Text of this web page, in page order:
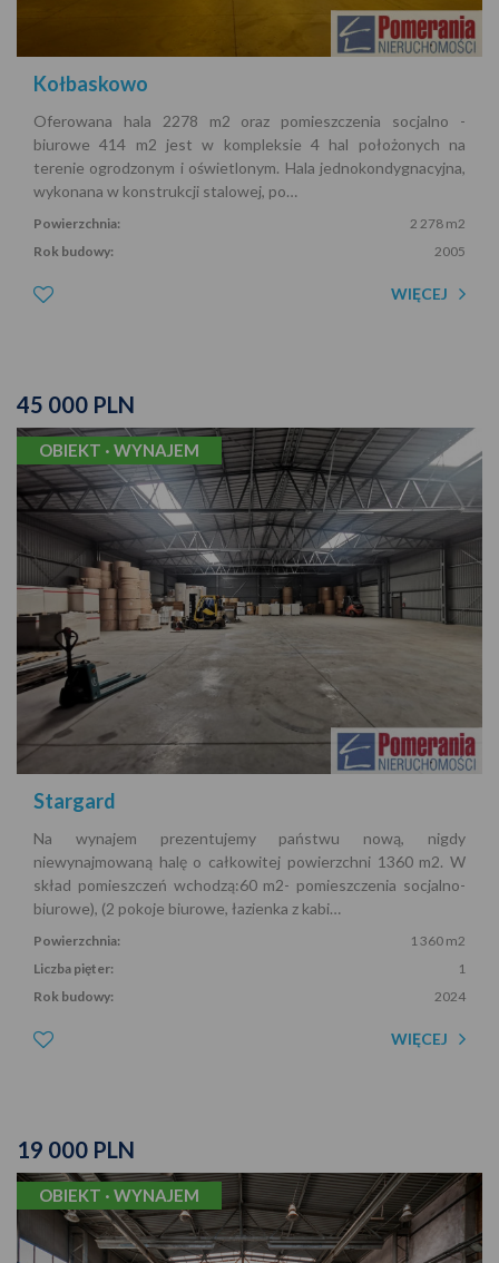
Kołbaskowo
Oferowana hala 2278 m2 oraz pomieszczenia socjalno -
biurowe 414 m2 jest w kompleksie 4 hal położonych na
terenie ogrodzonym i oświetlonym. Hala jednokondygnacyjna,
wykonana w konstrukcji stalowej, po…
Powierzchnia:
2 278 m2
Rok budowy:
2005
WIĘCEJ
45 000 PLN
OBIEKT · WYNAJEM
Stargard
Na wynajem prezentujemy państwu nową, nigdy
niewynajmowaną halę o całkowitej powierzchni 1360 m2. W
skład pomieszczeń wchodzą:60 m2- pomieszczenia socjalno-
biurowe), (2 pokoje biurowe, łazienka z kabi…
Powierzchnia:
1 360 m2
Liczba pięter:
1
Rok budowy:
2024
WIĘCEJ
19 000 PLN
OBIEKT · WYNAJEM